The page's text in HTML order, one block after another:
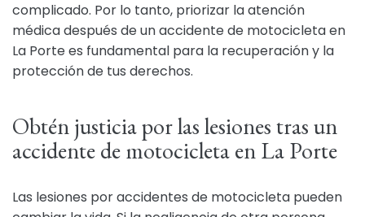
complicado. Por lo tanto, priorizar la atención
médica después de un accidente de motocicleta en
La Porte es fundamental para la recuperación y la
protección de tus derechos.
Obtén justicia por las lesiones tras un
accidente de motocicleta en La Porte
Las lesiones por accidentes de motocicleta pueden